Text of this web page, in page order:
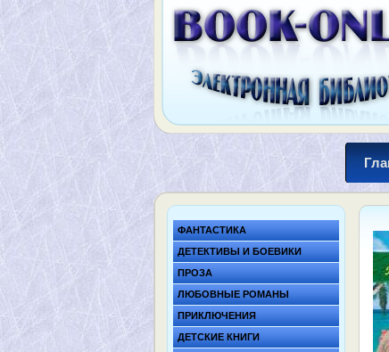
ФАНТАСТИКА
ДЕТЕКТИВЫ И БОЕВИКИ
ПРОЗА
ЛЮБОВНЫЕ РОМАНЫ
ПРИКЛЮЧЕНИЯ
ДЕТСКИЕ КНИГИ